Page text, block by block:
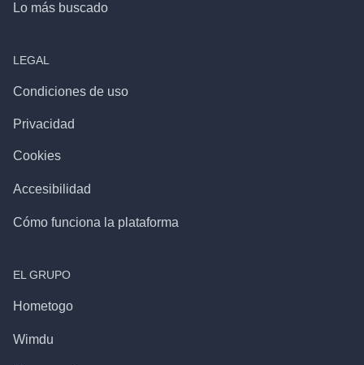
Lo más buscado
LEGAL
Condiciones de uso
Privacidad
Cookies
Accesibilidad
Cómo funciona la plataforma
EL GRUPO
Hometogo
Wimdu